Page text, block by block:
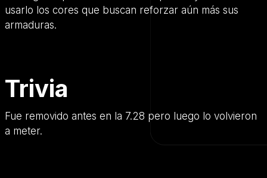
usarlo los cores que buscan reforzar aún más sus
armaduras.
Trivia
Fue removido antes en la 7.28 pero luego lo volvieron
a meter.